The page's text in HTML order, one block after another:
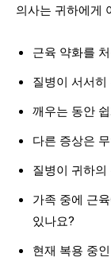
의사는 귀하에게
근육 약화를
질병이 서서
깨우는 동안
다른 증상은
질병이 귀하
가족 중에 근
있나요?
현재 복용 중